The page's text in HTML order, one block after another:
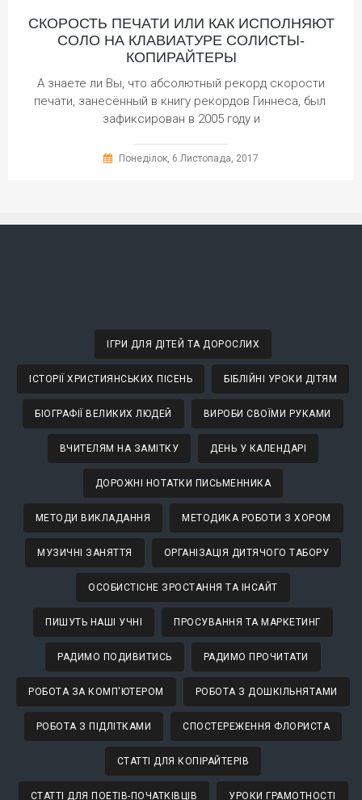
СКОРОСТЬ ПЕЧАТИ ИЛИ КАК ИСПОЛНЯЮТ
СОЛО НА КЛАВИАТУРЕ СОЛИСТЫ-
КОПИРАЙТЕРЫ
А знаете ли Вы, что абсолютный рекорд скорости
печати, занесённый в книгу рекордов Гиннеса, был
зафиксирован в 2005 году и
Понеділок, 6 Листопада, 2017
ІГРИ ДЛЯ ДІТЕЙ ТА ДОРОСЛИХ
ІСТОРІЇ ХРИСТИЯНСЬКИХ ПІСЕНЬ БІБЛІЙНІ УРОКИ ДІТЯМ
БІОГРАФІЇ ВЕЛИКИХ ЛЮДЕЙ ВИРОБИ СВОЇМИ РУКАМИ
ВЧИТЕЛЯМ НА ЗАМІТКУ ДЕНЬ У КАЛЕНДАРІ
ДОРОЖНІ НОТАТКИ ПИСЬМЕННИКА
МЕТОДИ ВИКЛАДАННЯ МЕТОДИКА РОБОТИ З ХОРОМ
МУЗИЧНІ ЗАНЯТТЯ ОРГАНІЗАЦІЯ ДИТЯЧОГО ТАБОРУ
ОСОБИСТІСНЕ ЗРОСТАННЯ ТА ІНСАЙТ
ПИШУТЬ НАШІ УЧНІ ПРОСУВАННЯ ТА МАРКЕТИНГ
РАДИМО ПОДИВИТИСЬ РАДИМО ПРОЧИТАТИ
РОБОТА ЗА КОМП'ЮТЕРОМ РОБОТА З ДОШКІЛЬНЯТАМИ
РОБОТА З ПІДЛІТКАМИ СПОСТЕРЕЖЕННЯ ФЛОРИСТА
СТАТТІ ДЛЯ КОПІРАЙТЕРІВ
СТАТТІ ДЛЯ ПОЕТІВ-ПОЧАТКІВЦІВ УРОКИ ГРАМОТНОСТІ